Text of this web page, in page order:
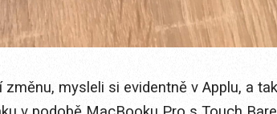
mysleli si evidentně v Applu, a